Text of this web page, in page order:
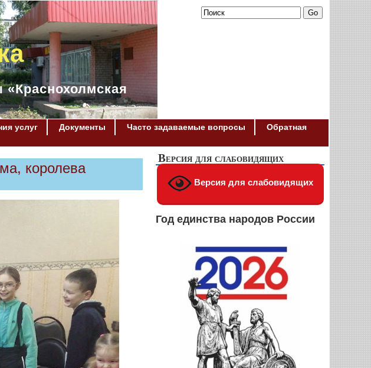
услуг Документы Часто задаваемые вопросы
Обратная
королева
Версия для слабовидящих
Версия для слабовидящих
Год единства народов России